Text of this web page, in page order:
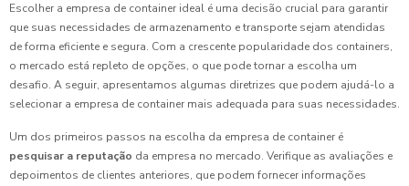
Escolher a empresa de container ideal é uma decisão crucial para garantir
que suas necessidades de armazenamento e transporte sejam atendidas
de forma eficiente e segura. Com a crescente popularidade dos containers,
o mercado está repleto de opções, o que pode tornar a escolha um
desafio. A seguir, apresentamos algumas diretrizes que podem ajudá-lo a
selecionar a empresa de container mais adequada para suas necessidades.
Um dos primeiros passos na escolha da empresa de container é
pesquisar a reputação da empresa no mercado. Verifique as avaliações e
depoimentos de clientes anteriores, que podem fornecer informações